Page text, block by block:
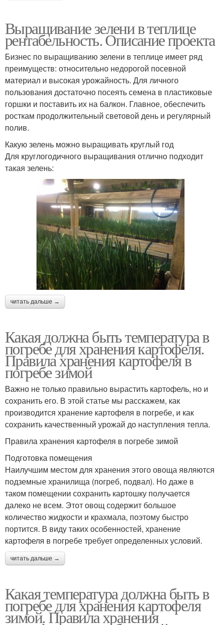
Выращивание зелени в теплице
рентабельность. Описание проекта
Бизнес по выращиванию зелени в теплице имеет ряд
преимуществ: относительно недорогой посевной
материал и высокая урожайность. Для личного
пользования достаточно посеять семена в пластиковые
горшки и поставить их на балкон. Главное, обеспечить
росткам продолжительный световой день и регулярный
полив.
Какую зелень можно выращивать круглый год
Для круглогодичного выращивания отлично подходит
такая зелень:
читать дальше →
Какая должна быть температура в
погребе для хранения картофеля.
Правила хранения картофеля в
погребе зимой
Важно не только правильно вырастить картофель, но и
сохранить его. В этой статье мы расскажем, как
производится хранение картофеля в погребе, и как
сохранить качественный урожай до наступления тепла.
Правила хранения картофеля в погребе зимой
Подготовка помещения
Наилучшим местом для хранения этого овоща являются
подземные хранилища (погреб, подвал). Но даже в
таком помещении сохранить картошку получается
далеко не всем. Этот овощ содержит большое
количество жидкости и крахмала, поэтому быстро
портится. В виду таких особенностей, хранение
картофеля в погребе требует определенных условий.
читать дальше →
Какая температура должна быть в
погребе для хранения картофеля
зимой. Правила хранения